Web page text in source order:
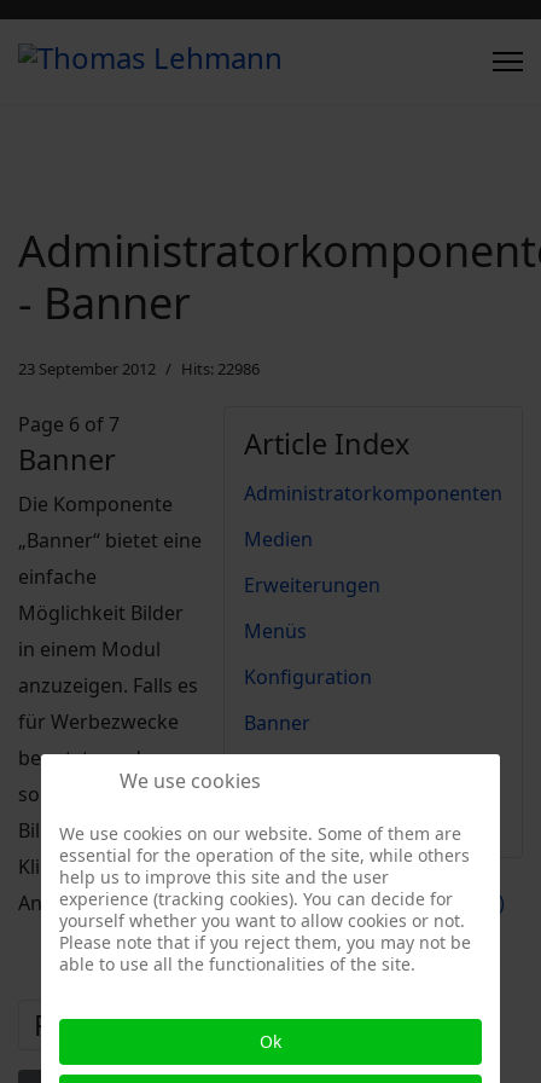
- Banner
23 September 2012 Hits: 22986
Article Index
Administratorkomponenten
Medien
Erweiterungen
Menüs
Konfiguration
Banner
Page 6 of 7
Banner
Die Komponente
„Banner“ bietet eine
einfache
Möglichkeit Bilder
in einem Modul
anzuzeigen. Falls es
für Werbezwecke
benutzt werden
soll, kann für jedes
Bild die Anzahl der
Klicks und die
Anzeigehäufigkeit nachvollzogen werden.Hilfe(engl.)
Prev Next
We use cookies
We use cookies on our website. Some of them are
essential for the operation of the site, while others
help us to improve this site and the user
experience (tracking cookies). You can decide for
yourself whether you want to allow cookies or not.
Please note that if you reject them, you may not be
able to use all the functionalities of the site.
Ok